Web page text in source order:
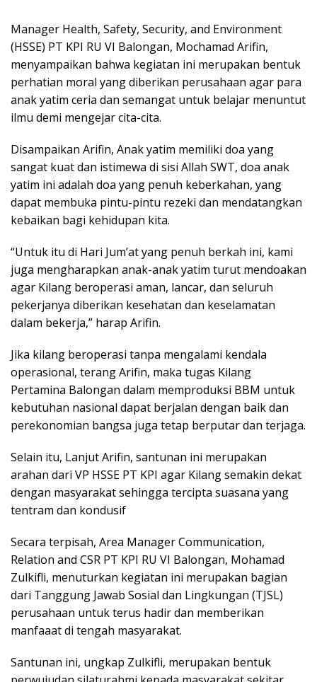
Manager Health, Safety, Security, and Environment
(HSSE) PT KPI RU VI Balongan, Mochamad Arifin,
menyampaikan bahwa kegiatan ini merupakan bentuk
perhatian moral yang diberikan perusahaan agar para
anak yatim ceria dan semangat untuk belajar menuntut
ilmu demi mengejar cita-cita.
Disampaikan Arifin, Anak yatim memiliki doa yang
sangat kuat dan istimewa di sisi Allah SWT, doa anak
yatim ini adalah doa yang penuh keberkahan, yang
dapat membuka pintu-pintu rezeki dan mendatangkan
kebaikan bagi kehidupan kita.
“Untuk itu di Hari Jum’at yang penuh berkah ini, kami
juga mengharapkan anak-anak yatim turut mendoakan
agar Kilang beroperasi aman, lancar, dan seluruh
pekerjanya diberikan kesehatan dan keselamatan
dalam bekerja,” harap Arifin.
Jika kilang beroperasi tanpa mengalami kendala
operasional, terang Arifin, maka tugas Kilang
Pertamina Balongan dalam memproduksi BBM untuk
kebutuhan nasional dapat berjalan dengan baik dan
perekonomian bangsa juga tetap berputar dan terjaga.
Selain itu, Lanjut Arifin, santunan ini merupakan
arahan dari VP HSSE PT KPI agar Kilang semakin dekat
dengan masyarakat sehingga tercipta suasana yang
tentram dan kondusif
Secara terpisah, Area Manager Communication,
Relation and CSR PT KPI RU VI Balongan, Mohamad
Zulkifli, menuturkan kegiatan ini merupakan bagian
dari Tanggung Jawab Sosial dan Lingkungan (TJSL)
perusahaan untuk terus hadir dan memberikan
manfaaat di tengah masyarakat.
Santunan ini, ungkap Zulkifli, merupakan bentuk